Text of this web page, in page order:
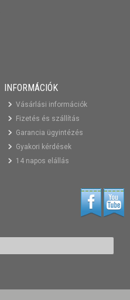
INFORMÁCIÓK
Vásárlási információk
Fizetés és szállítás
Garancia ügyintézés
Gyakori kérdések
14 napos elállás